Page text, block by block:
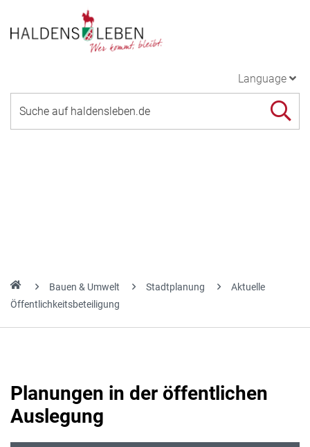
Language
Bauen & Umwelt Stadtplanung
Aktuelle
Öffentlichkeitsbeteiligung
Planungen in der öffentlichen
Auslegung